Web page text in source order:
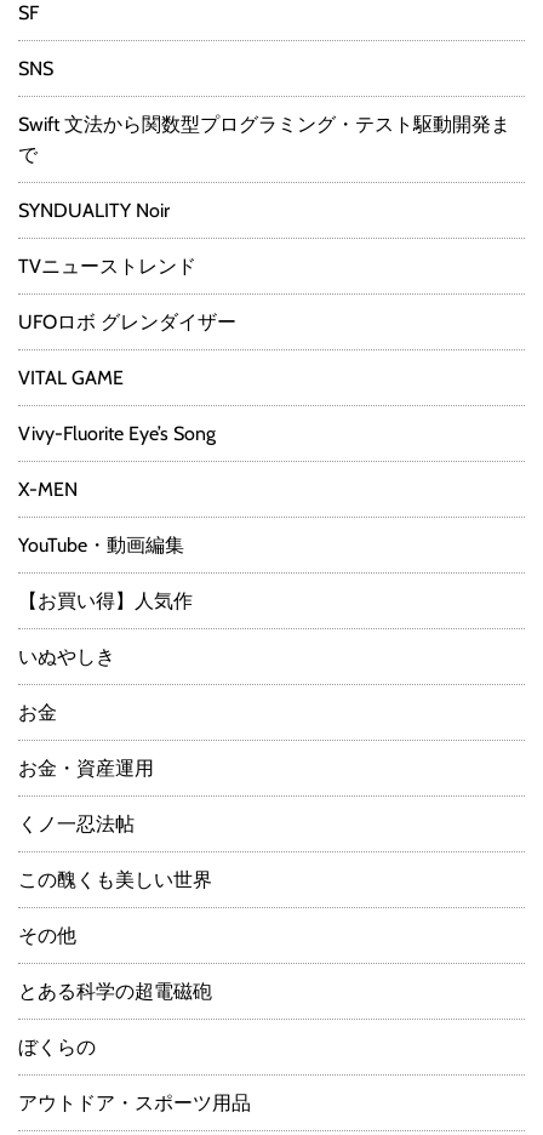
SF
SNS
Swift 文法から関数型プログラミング・テスト駆動開発ま
で
SYNDUALITY Noir
TVニューストレンド
UFOロボ グレンダイザー
VITAL GAME
Vivy-Fluorite Eye’s Song
X-MEN
YouTube・動画編集
【お買い得】人気作
いぬやしき
お金
お金・資産運用
くノ一忍法帖
この醜くも美しい世界
その他
とある科学の超電磁砲
ぼくらの
アウトドア・スポーツ用品